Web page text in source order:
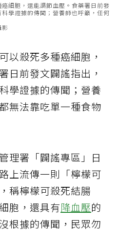
細胞，還能調節血壓。食藥署日前發
學證據的傳聞；營養師也呼籲，任何
影
可以殺死多種癌細胞，
日前發文闢謠指出，
學證據的傳聞；營養
無法靠吃單一種食物
理署「闢謠專區」日
上流傳一則「檸檬可
稱檸檬可殺死結腸
胞，還具有降血壓的
根據的傳聞，民眾勿